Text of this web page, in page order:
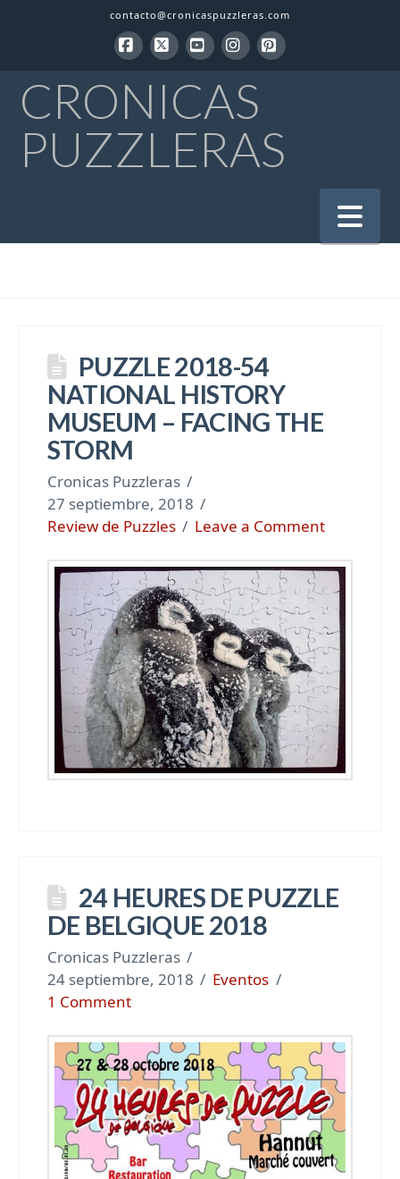
contacto@cronicaspuzzleras.com
CRONICAS
PUZZLERAS
PUZZLE 2018-54
NATIONAL HISTORY
MUSEUM – FACING THE
STORM
Cronicas Puzzleras
27 septiembre, 2018
Review de Puzzles
Leave a Comment
24 HEURES DE PUZZLE
DE BELGIQUE 2018
Cronicas Puzzleras
24 septiembre, 2018
Eventos
1 Comment